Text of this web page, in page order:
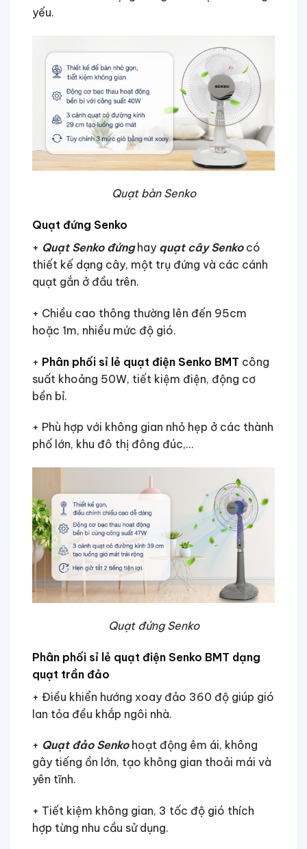
yếu.
Quạt bàn Senko
Quạt đứng Senko
+ Quạt Senko đứnghay quạt cây Senkocó
thiết kế dạng cây, một trụ đứng và các cánh
quạt gắn ở đầu trên.
+ Chiều cao thông thường lên đến 95cm
hoặc 1m, nhiều mức độ gió.
+ Phân phối sỉ lẻ quạt điện Senko BMT công
suất khoảng 50W, tiết kiệm điện, động cơ
bền bỉ.
+ Phù hợp với không gian nhỏ hẹp ở các thành
phố lớn, khu đô thị đông đúc,…
Quạt đứng Senko
Phân phối sỉ lẻ quạt điện Senko BMT dạng
quạt trần đảo
+ Điều khiển hướng xoay đảo 360 độ giúp gió
lan tỏa đều khắp ngôi nhà.
+ Quạt đảo Senkohoạt động êm ái, không
gây tiếng ồn lớn, tạo không gian thoải mái và
yên tĩnh.
+ Tiết kiệm không gian, 3 tốc độ gió thích
hợp từng nhu cầu sử dụng.